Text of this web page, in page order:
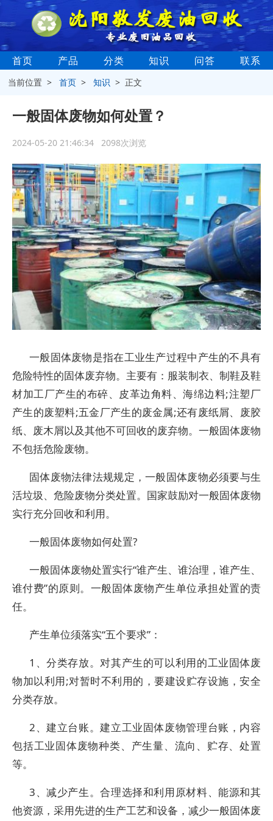
首页 产品 分类 知识 问答 联系
当前位置 >首页 >知识 > 正文
一般固体废物如何处置？
2024-05-20 21:46:34 2098次浏览
一般固体废物是指在工业生产过程中产生的不具有
危险特性的固体废弃物。主要有：服装制衣、制鞋及鞋
材加工厂产生的布碎、皮革边角料、海绵边料;注塑厂
产生的废塑料;五金厂产生的废金属;还有废纸屑、废胶
纸、废木屑以及其他不可回收的废弃物。一般固体废物
不包括危险废物。
固体废物法律法规规定，一般固体废物必须要与生
活垃圾、危险废物分类处置。国家鼓励对一般固体废物
实行充分回收和利用。
一般固体废物如何处置?
一般固体废物处置实行“谁产生、谁治理，谁产生、
谁付费”的原则。一般固体废物产生单位承担处置的责
任。
产生单位须落实“五个要求”：
1、分类存放。对其产生的可以利用的工业固体废
物加以利用;对暂时不利用的，要建设贮存设施，安全
分类存放。
2、建立台账。建立工业固体废物管理台账，内容
包括工业固体废物种类、产生量、流向、贮存、处置
等。
3、减少产生。合理选择和利用原材料、能源和其
他资源，采用先进的生产工艺和设备，减少一般固体废